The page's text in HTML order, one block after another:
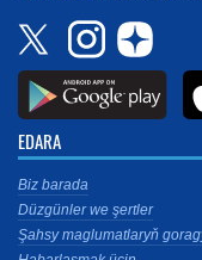
EDARA
Biz barada
Düzgünler we şertler
Şahsy maglumatlaryň